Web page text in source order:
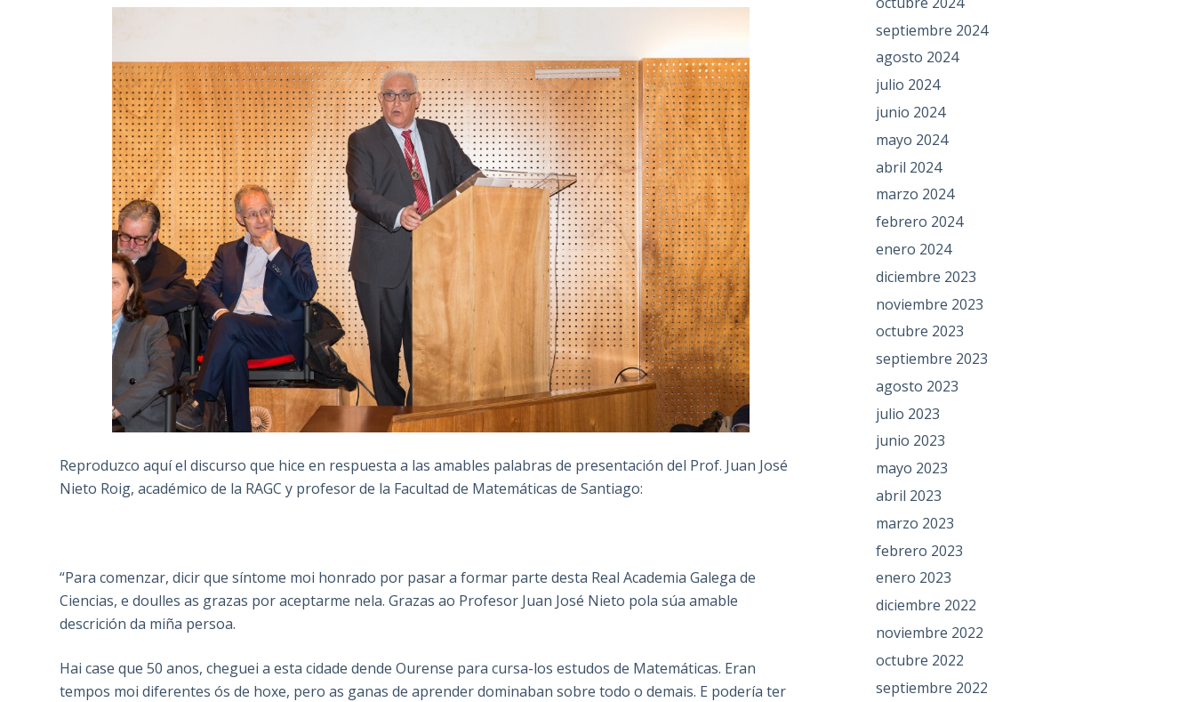
Reproduzco aquí el discurso que hice en respuesta a las amables palabras de presentación del Prof. Juan José
Nieto Roig, académico de la RAGC y profesor de la Facultad de Matemáticas de Santiago:
“Para comenzar, dicir que síntome moi honrado por pasar a formar parte desta Real Academia Galega de
Ciencias, e doulles as grazas por aceptarme nela. Grazas ao Profesor Juan José Nieto pola súa amable
descrición da miña persoa.
Hai case que 50 anos, cheguei a esta cidade dende Ourense para cursa-los estudos de Matemáticas. Eran
tempos moi diferentes ós de hoxe, pero as ganas de aprender dominaban sobre todo o demais. E podería ter
septiembre 2024
agosto 2024
julio 2024
junio 2024
mayo 2024
abril 2024
marzo 2024
febrero 2024
enero 2024
diciembre 2023
noviembre 2023
octubre 2023
septiembre 2023
agosto 2023
julio 2023
junio 2023
mayo 2023
abril 2023
marzo 2023
febrero 2023
enero 2023
diciembre 2022
noviembre 2022
octubre 2022
septiembre 2022